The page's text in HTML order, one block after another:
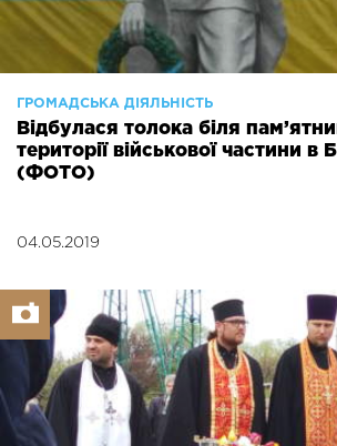
ГРОМАДСЬКА ДІЯЛЬНІСТЬ
Відбулася толока біля
території військової частини в
(ФОТО)
04.05.2019